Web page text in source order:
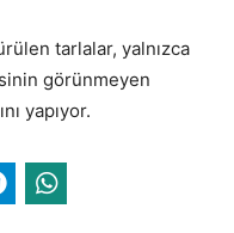
tarlalar, yalnızca
görünmeyen
yapıyor.